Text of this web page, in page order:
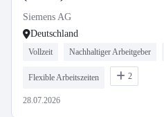
Siemens AG
Deutschland
Vollzeit Nachhaltiger Arbeitgeber
Flexible Arbeitszeiten 2
28.07.2026